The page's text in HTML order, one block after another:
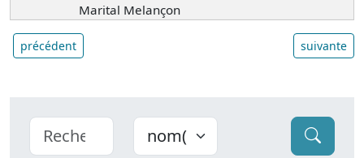
Marital Melançon
précédent suivante